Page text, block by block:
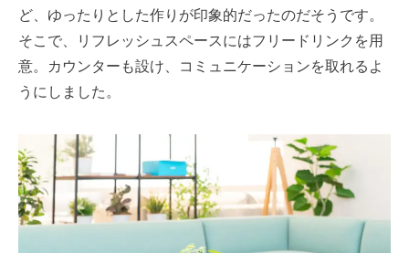
ど、ゆったりとした作りが印象的だったのだそうです。
そこで、リフレッシュスペースにはフリードリンクを用
意。カウンターも設け、コミュニケーションを取れるよ
うにしました。